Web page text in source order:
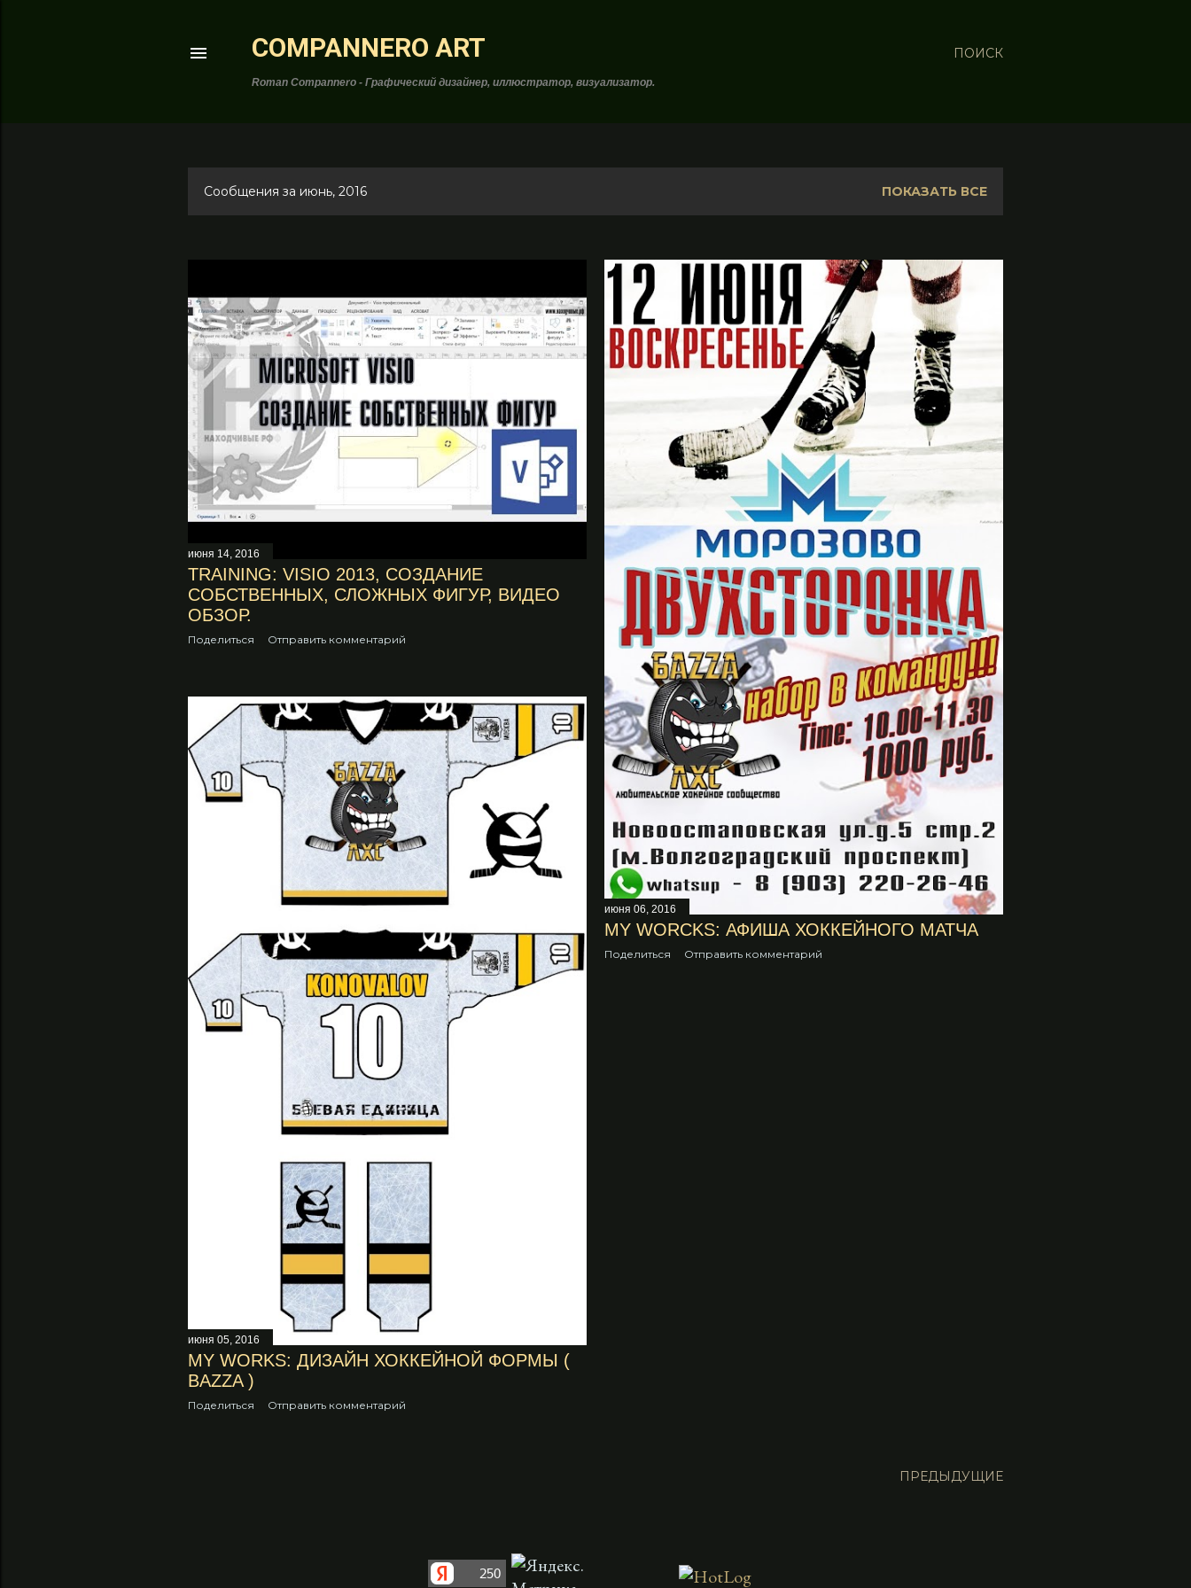
ПОИСК
COMPANNERO ART
Roman Compannero - Графический дизайнер, иллюстратор, визуализатор.
С
б
щ
е
н
и
я
Сообщения за июнь, 2016 ПОКАЗАТЬ ВСЕ
июня 14, 2016
TRAINING: VISIO 2013, СОЗДАНИЕ
СОБСТВЕННЫХ, СЛОЖНЫХ ФИГУР, ВИДЕО
ОБЗОР.
Поделиться Отправить комментарий
июня 06, 2016
MY WORCKS: АФИША ХОККЕЙНОГО МАТЧА
Поделиться Отправить комментарий
июня 05, 2016
MY WORKS: ДИЗАЙН ХОККЕЙНОЙ ФОРМЫ (
BAZZA )
Поделиться Отправить комментарий
ПРЕДЫДУЩИЕ